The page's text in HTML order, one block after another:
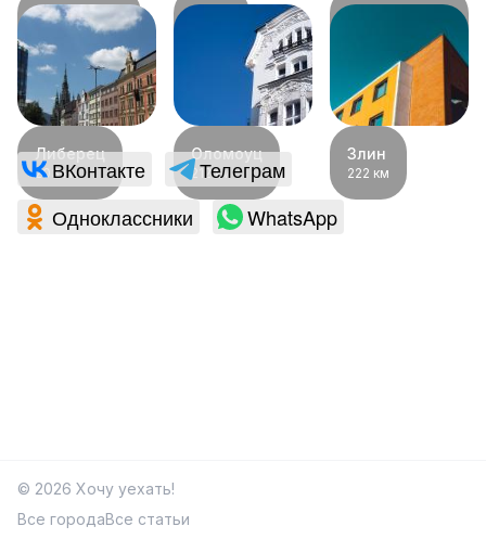
Пардубице
Либерец
203км
Оломоуц
212км
Злин
222 км
ВКонтакте
Телеграм
Одноклассники
WhatsApp
© 2026 Хочу уехать!
Все городаВсе статьи